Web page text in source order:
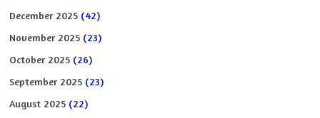
December 2025 (42)
November 2025 (23)
October 2025 (26)
September 2025 (23)
August 2025 (22)